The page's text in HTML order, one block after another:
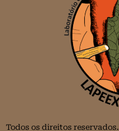
Todos os direitos reservados.